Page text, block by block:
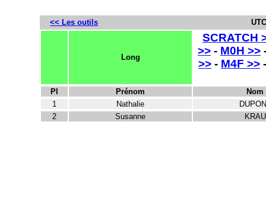
<< Les outils
Long
SCRATCH
>> - M0H >>
>> - M4F >>
Pl Prénom
Nom
1
Nathalie
2
Susanne KRAU